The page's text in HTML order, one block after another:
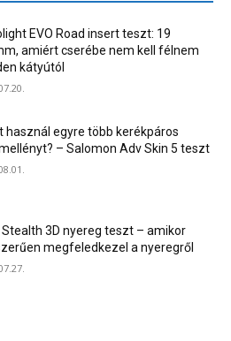
EVO Road insert teszt: 19
amiért cserébe nem kell félnem
kátyútól
használ egyre több kerékpáros
– Salomon Adv Skin 5 teszt
Stealth 3D nyereg teszt – amikor
megfeledkezel a nyeregről